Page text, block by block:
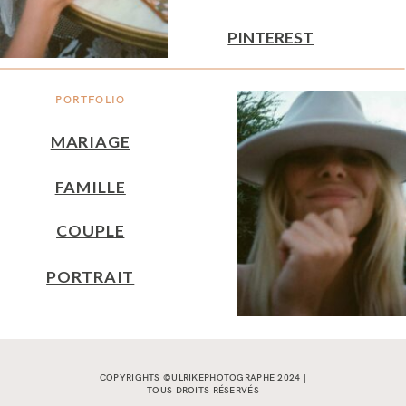
PORTFOLIO
MARIAGE
FAMILLE
PINTEREST
COUPLE
PORTRAIT
COPYRIGHTS ©ULRIKEPHOTOGRAPHE 2024 |
TOUS DROITS RÉSERVÉS